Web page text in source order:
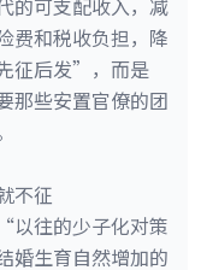
的可支配收入，减
费和税收负担，降
征后发”，而是
那些安置官僚的团
不征
往的少子化对策
婚生育自然增加的